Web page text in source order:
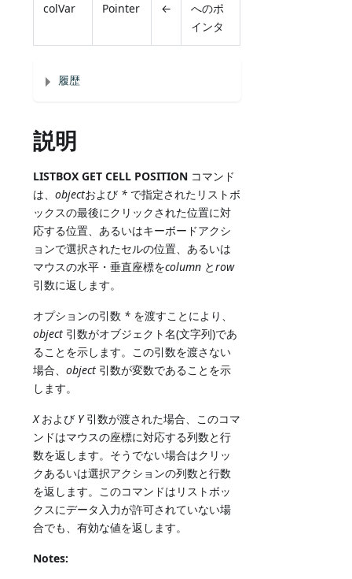
colVar Pointer ←
へのポ
インタ
履歴
説明
LISTBOX GET CELL POSITION コマンド
は、objectおよび * で指定されたリストボ
ックスの最後にクリックされた位置に対
応する位置、あるいはキーボードアクシ
ョンで選択されたセルの位置、あるいは
マウスの水平・垂直座標をcolumn とrow
引数に返します。
オプションの引数 * を渡すことにより、
object 引数がオブジェクト名(文字列)であ
ることを示します。この引数を渡さない
場合、object 引数が変数であることを示
します。
Xおよび Y引数が渡された場合、このコマ
ンドはマウスの座標に対応する列数と行
数を返します。そうでない場合はクリッ
クあるいは選択アクションの列数と行数
を返します。このコマンドはリストボッ
クスにデータ入力が許可されていない場
合でも、有効な値を返します。
Notes: